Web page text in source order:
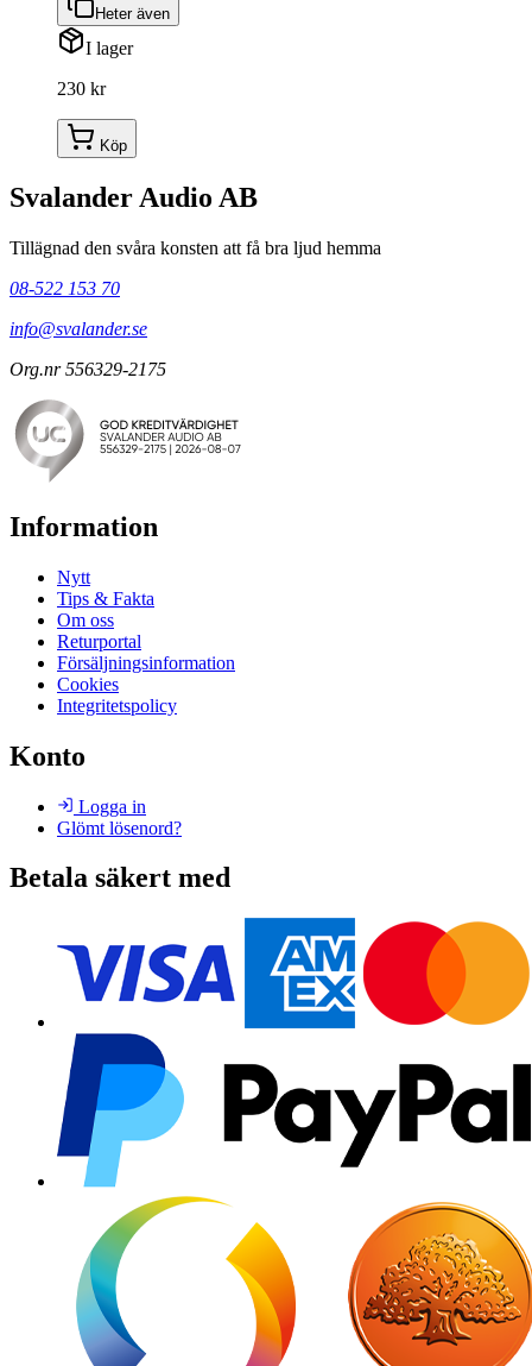
Heter även
I lager
230 kr
Köp
Svalander Audio AB
Tillägnad den svåra konsten att få bra ljud hemma
08-522 153 70
info@svalander.se
Org.nr 556329-2175
Information
Nytt
Tips & Fakta
Om oss
Returportal
Försäljningsinformation
Cookies
Integritetspolicy
Konto
Logga in
Glömt lösenord?
Betala säkert med